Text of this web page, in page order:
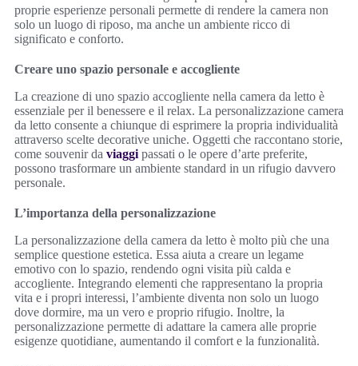
proprie esperienze personali permette di rendere la camera non
solo un luogo di riposo, ma anche un ambiente ricco di
significato e conforto.
Creare uno spazio personale e accogliente
La creazione di uno spazio accogliente nella camera da letto è
essenziale per il benessere e il relax. La personalizzazione camera
da letto consente a chiunque di esprimere la propria individualità
attraverso scelte decorative uniche. Oggetti che raccontano storie,
come souvenir da viaggi passati o le opere d’arte preferite,
possono trasformare un ambiente standard in un rifugio davvero
personale.
L’importanza della personalizzazione
La personalizzazione della camera da letto è molto più che una
semplice questione estetica. Essa aiuta a creare un legame
emotivo con lo spazio, rendendo ogni visita più calda e
accogliente. Integrando elementi che rappresentano la propria
vita e i propri interessi, l’ambiente diventa non solo un luogo
dove dormire, ma un vero e proprio rifugio. Inoltre, la
personalizzazione permette di adattare la camera alle proprie
esigenze quotidiane, aumentando il comfort e la funzionalità.